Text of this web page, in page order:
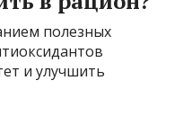
полезных
и улучшить